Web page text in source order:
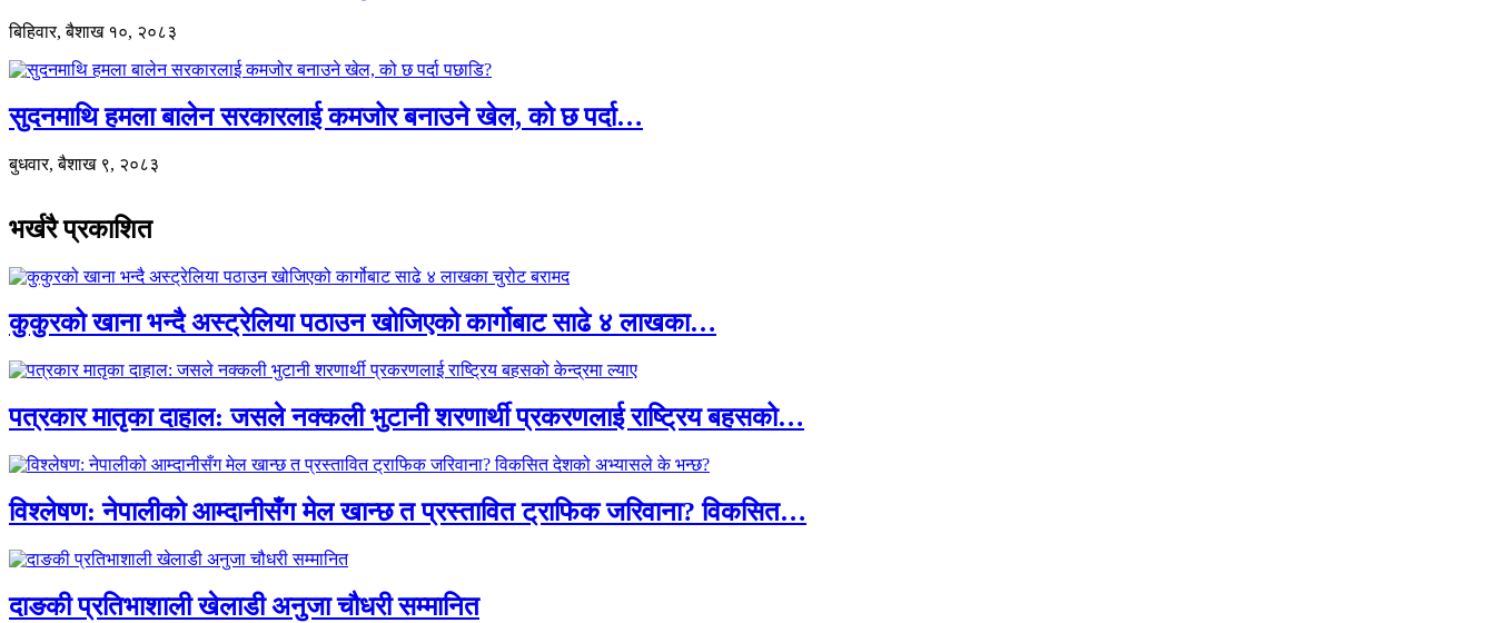
बिहिवार, बैशाख १०, २०८३
सुदनमाथि हमला बालेन सरकारलाई कमजोर बनाउने खेल, को छ पर्दा…
बुधवार, बैशाख ९, २०८३
भर्खरै प्रकाशित
कुकुरको खाना भन्दै अस्ट्रेलिया पठाउन खोजिएको कार्गोबाट साढे ४ लाखका…
पत्रकार मातृका दाहाल: जसले नक्कली भुटानी शरणार्थी प्रकरणलाई राष्ट्रिय बहसको…
विश्लेषण: नेपालीको आम्दानीसँग मेल खान्छ त प्रस्तावित ट्राफिक जरिवाना? विकसित…
दाङकी प्रतिभाशाली खेलाडी अनुजा चौधरी सम्मानित